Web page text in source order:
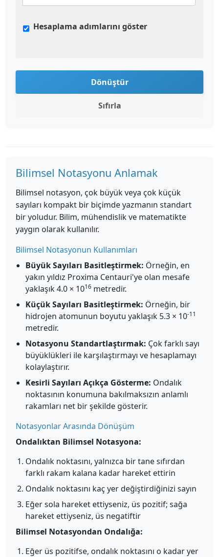
Hesaplama adımlarını göster
Dönüştür
Sıfırla
Bilimsel Notasyonu Anlamak
Bilimsel notasyon, çok büyük veya çok küçük
sayıları kompakt bir biçimde yazmanın standart
bir yoludur. Bilim, mühendislik ve matematikte
yaygın olarak kullanılır.
Bilimsel Notasyonun Kullanımları
Büyük Sayıları Basitleştirmek: Örneğin, en
yakın yıldız Proxima Centauri'ye olan mesafe
yaklaşık 4.0 × 1016 metredir.
Küçük Sayıları Basitleştirmek: Örneğin, bir
hidrojen atomunun boyutu yaklaşık 5.3 × 10-11
metredir.
Notasyonu Standartlaştırmak: Çok farklı sayı
büyüklükleri ile karşılaştırmayı ve hesaplamayı
kolaylaştırır.
Kesirli Sayıları Açıkça Gösterme: Ondalık
noktasının konumuna bakılmaksızın anlamlı
rakamları net bir şekilde gösterir.
Notasyonlar Arasında Dönüşüm
Ondalıktan Bilimsel Notasyona:
Ondalık noktasını, yalnızca bir tane sıfırdan
farklı rakam kalana kadar hareket ettirin
Ondalık noktasını kaç yer değiştirdiğinizi sayın
Eğer sola hareket ettiyseniz, üs pozitif; sağa
hareket ettiyseniz, üs negatiftir
Bilimsel Notasyondan Ondalığa:
Eğer üs pozitifse, ondalık noktasını o kadar yer